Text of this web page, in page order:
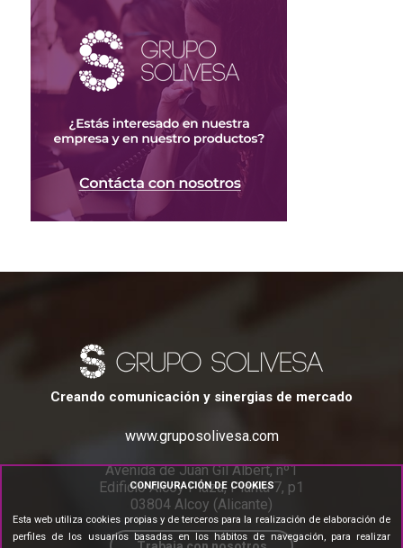
Creando comunicación y sinergias de mercado
www.gruposolivesa.com
Avenida de Juan Gil Albert, nº1
Edificio Alcoy Plaza, Planta 7, p1
03804 Alcoy (Alicante)
CONFIGURACIÓN DE COOKIES
Esta web utiliza cookies propias y de terceros para la realización de elaboración de
perfiles de los usuarios basadas en los hábitos de navegación, para realizar